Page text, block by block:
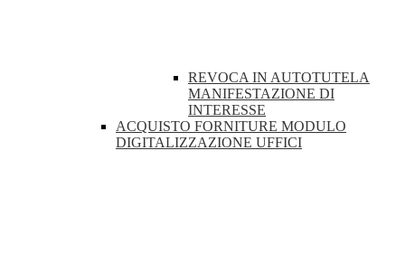
REVOCA IN AUTOTUTELA
MANIFESTAZIONE DI
INTERESSE
ACQUISTO FORNITURE MODULO
DIGITALIZZAZIONE UFFICI